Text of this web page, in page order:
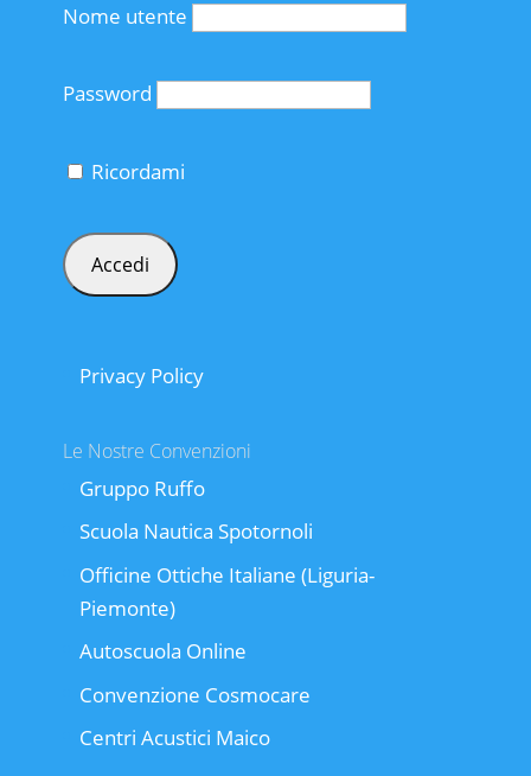
Nome utente
Password
Ricordami
Privacy Policy
Le Nostre Convenzioni
Gruppo Ruffo
Scuola Nautica Spotornoli
Officine Ottiche Italiane (Liguria-
Piemonte)
Autoscuola Online
Convenzione Cosmocare
Centri Acustici Maico